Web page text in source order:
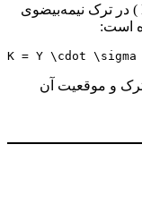
همچنین برای محاسبه ضریب شدت تنش ( K ) در ترک نیمه‌بیضوی
است: